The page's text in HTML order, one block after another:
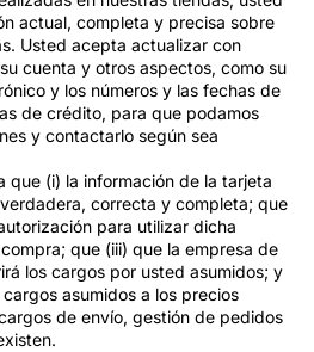
actual, completa y precisa sobre
Usted acepta actualizar con
cuenta y otros aspectos, como su
y los números y las fechas de
de crédito, para que podamos
y contactarlo según sea
que (i) la información de la tarjeta
correcta y completa; que
para utilizar dicha
que (iii) que la empresa de
los cargos por usted asumidos; y
asumidos a los precios
de envío, gestión de pedidos